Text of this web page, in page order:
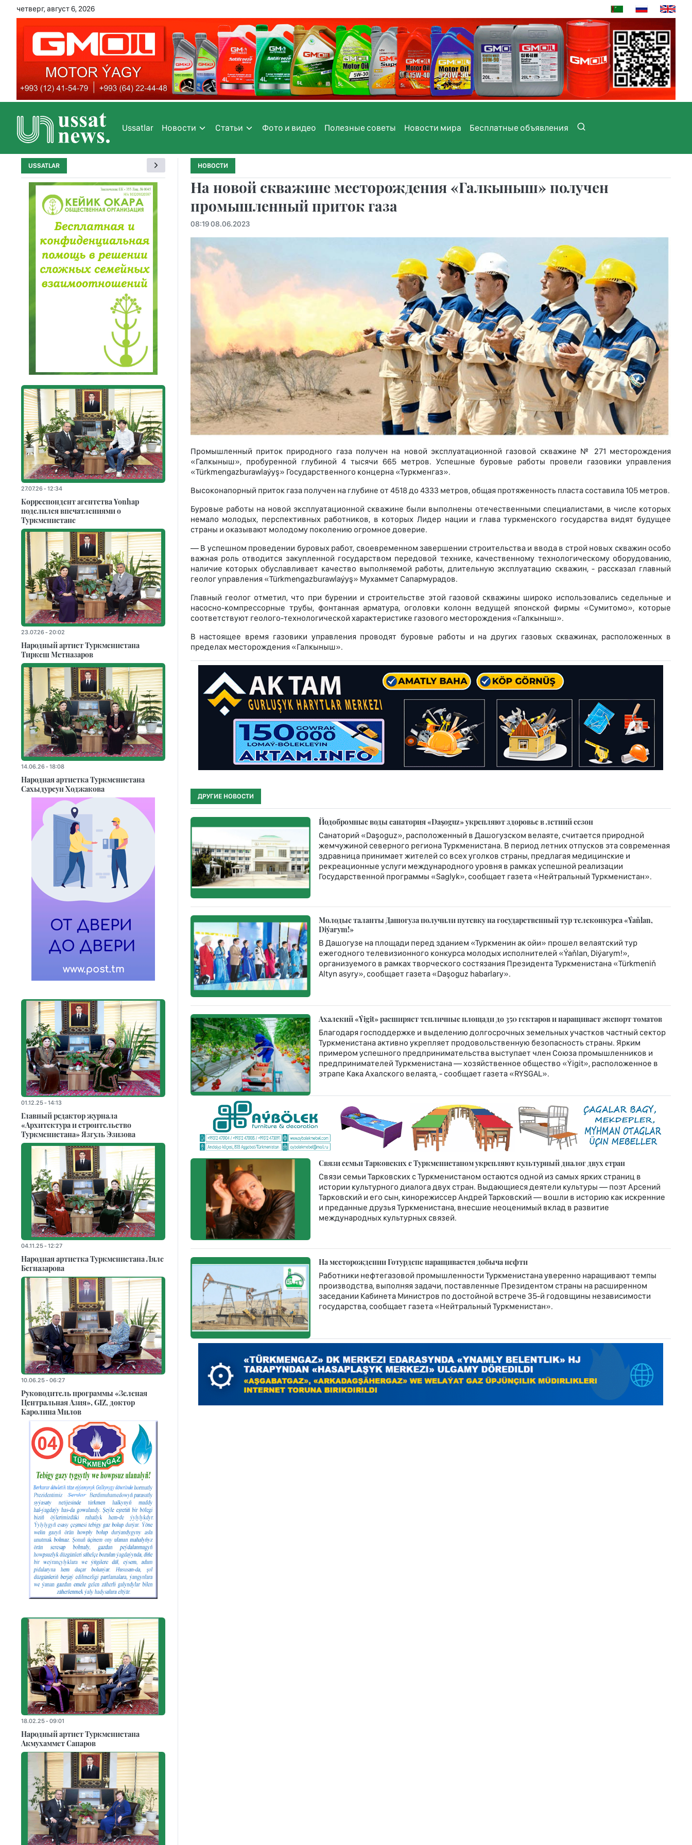
четверг, август 6, 2026
Ussatlar Новости Статьи Фото и видео Полезные советы Новости мира Бесплатные объявления
НОВОСТИ
На новой скважине месторождения «Галкыныш» получен
промышленный приток газа
08:19 08.06.2023
Промышленный приток природного газа получен на новой эксплуатационной газовой скважине № 271 месторождения
«Галкыныш», пробуренной глубиной 4 тысячи 665 метров. Успешные буровые работы провели газовики управления
«Türkmengazburawlaýyş» Государственного концерна «Туркменгаз».
Высоконапорный приток газа получен на глубине от 4518 до 4333 метров, общая протяженность пласта составила 105 метров.
Буровые работы на новой эксплуатационной скважине были выполнены отечественными специалистами, в числе которых
немало молодых, перспективных работников, в которых Лидер нации и глава туркменского государства видят будущее
страны и оказывают молодому поколению огромное доверие.
— В успешном проведении буровых работ, своевременном завершении строительства и ввода в строй новых скважин особо
важная роль отводится закупленной государством передовой технике, качественному технологическому оборудованию,
наличие которых обуславливает качество выполняемой работы, длительную эксплуатацию скважин, - рассказал главный
геолог управления «Türkmengazburawlaýyş» Мухаммет Сапармурадов.
Главный геолог отметил, что при бурении и строительстве этой газовой скважины широко использовались седельные и
насосно-компрессорные трубы, фонтанная арматура, оголовки колонн ведущей японской фирмы «Сумитомо», которые
соответствуют геолого-технологической характеристике газового месторождения «Галкыныш».
В настоящее время газовики управления проводят буровые работы и на других газовых скважинах, расположенных в
пределах месторождения «Галкыныш».
ДРУГИЕ НОВОСТИ
Йодобромные воды санатория «Daşoguz» укрепляют здоровье в летний сезон
Санаторий «Daşoguz», расположенный в Дашогузском велаяте, считается природной
жемчужиной северного региона Туркменистана. В период летних отпусков эта современная
здравница принимает жителей со всех уголков страны, предлагая медицинские и
рекреационные услуги международного уровня в рамках успешной реализации
Государственной программы «Saglyk», сообщает газета «Нейтральный Туркменистан».
Молодые таланты Дашогуза получили путевку на государственный тур телеконкурса «Ýaňlan,
Diýarym!»
В Дашогузе на площади перед зданием «Туркменин ак ойи» прошел велаятский тур
ежегодного телевизионного конкурса молодых исполнителей «Ýaňlan, Diýarym!»,
организуемого в рамках творческого состязания Президента Туркменистана «Türkmeniň
Altyn asyry», сообщает газета «Daşoguz habarlary».
Ахалский «Ýigit» расширяет тепличные площади до 350 гектаров и наращивает экспорт томатов
Благодаря господдержке и выделению долгосрочных земельных участков частный сектор
Туркменистана активно укрепляет продовольственную безопасность страны. Ярким
примером успешного предпринимательства выступает член Союза промышленников и
предпринимателей Туркменистана — хозяйственное общество «Ýigit», расположенное в
этрапе Кака Ахалского велаята, - сообщает газета «RYSGAL».
Связи семьи Тарковских с Туркменистаном укрепляют культурный диалог двух стран
Связи семьи Тарковских с Туркменистаном остаются одной из самых ярких страниц в
истории культурного диалога двух стран. Выдающиеся деятели культуры — поэт Арсений
Тарковский и его сын, кинорежиссер Андрей Тарковский — вошли в историю как искренние
и преданные друзья Туркменистана, внесшие неоценимый вклад в развитие
международных культурных связей.
На месторождении Готурдепе наращивается добыча нефти
Работники нефтегазовой промышленности Туркменистана уверенно наращивают темпы
производства, выполняя задачи, поставленные Президентом страны на расширенном
заседании Кабинета Министров по достойной встрече 35-й годовщины независимости
государства, сообщает газета «Нейтральный Туркменистан».
USSATLAR
27.07.26 - 12:34
Корреспондент агентства Yonhap
поделился впечатлениями о
Туркменистане
23.07.26 - 20:02
Народный артист Туркменистана
Тиркеш Мeтназаров
14.06.26 - 18:08
Народная артистка Туркменистана
Сахыдурсун Ходжакова
01.12.25 - 14:13
Главный редактор журнала
«Архитектура и строительство
Туркменистана» Язгуль Эзизова
04.11.25 - 12:27
Народная артистка Туркменистана Ляле
Бегназарова
10.06.25 - 06:27
Руководитель программы «Зеленая
Центральная Азия», GIZ, доктор
Каролина Милов
18.02.25 - 09:01
Народный артист Туркменистана
Акмухаммет Сапаров